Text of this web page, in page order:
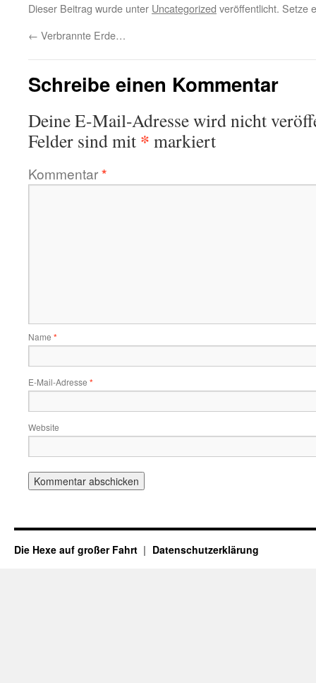
Dieser Beitrag wurde unter Uncategorized veröffentlicht. Setze
← Verbrannte Erde…
Schreibe einen Kommentar
Deine E-Mail-Adresse wird nicht
Felder sind mit * markiert
Kommentar*
Name *
E-Mail-Adresse *
Website
Die Hexe auf großer Fahrt Datenschutzerklärung